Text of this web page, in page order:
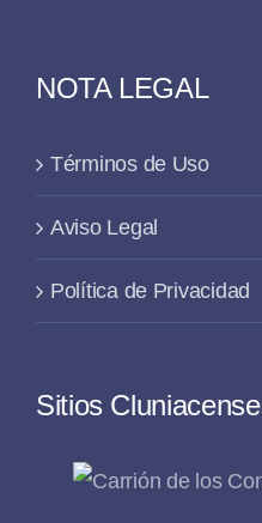
NOTA LEGAL
Términos de Uso
Aviso Legal
Política de Privacidad
Sitios